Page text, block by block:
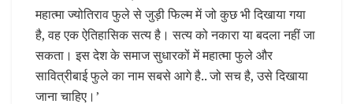
महात्मा ज्योतिराव फुले से जुड़ी फिल्म में जो कुछ भी दिखाया गया
है, वह एक ऐतिहासिक सत्य है। सत्य को नकारा या बदला नहीं जा
सकता। इस देश के समाज सुधारकों में महात्मा फुले और
सावित्रीबाई फुले का नाम सबसे आगे है.. जो सच है, उसे दिखाया
जाना चाहिए।’